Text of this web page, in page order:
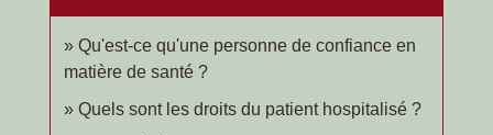
Qu'est-ce qu'une personne de confiance en
matière de santé ?
Quels sont les droits du patient hospitalisé ?